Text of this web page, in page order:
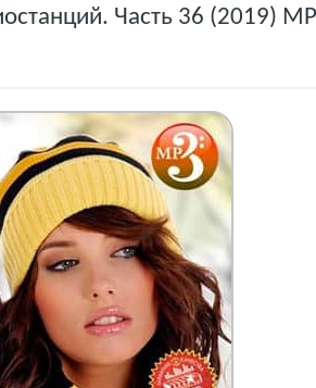
Часть 36 (2019)